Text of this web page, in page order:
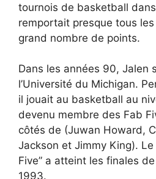
tournois de basketball
remportait presque tous
grand nombre de points.
Dans les années 90, Jalen
l’Université du Michigan.
il jouait au basketball au
devenu membre des Fab
côtés de (Juwan Howard,
Jackson et Jimmy King). Le
Five” a atteint les finales
1993.